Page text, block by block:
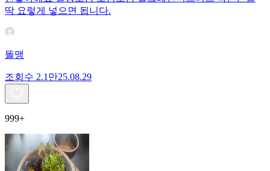
딱 요렇게 넣으면 됩니다.
똘맹
조회수 2.1만25.08.29
999+